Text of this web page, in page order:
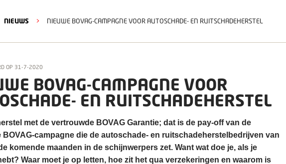
NIEUWS > NIEUWE BOVAG-CAMPAGNE VOOR AUTOSCHADE- EN RUITSCHADEHERSTEL
OP 31-7-2020
BOVAG-CAMPAGNE VOOR
EN RUITSCHADEHERSTEL
met de vertrouwde BOVAG Garantie; dat is de pay-off van de
BOVAG-campagne die de autoschade- en ruitschadeherstelbedrijven van
komende maanden in de schijnwerpers zet. Want wat doe je, als je
Waar moet je op letten, hoe zit het qua verzekeringen en waarom is